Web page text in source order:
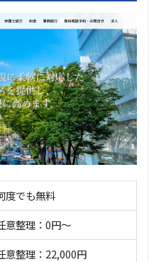
度でも無料
意整理：0円～
意整理：22,000円